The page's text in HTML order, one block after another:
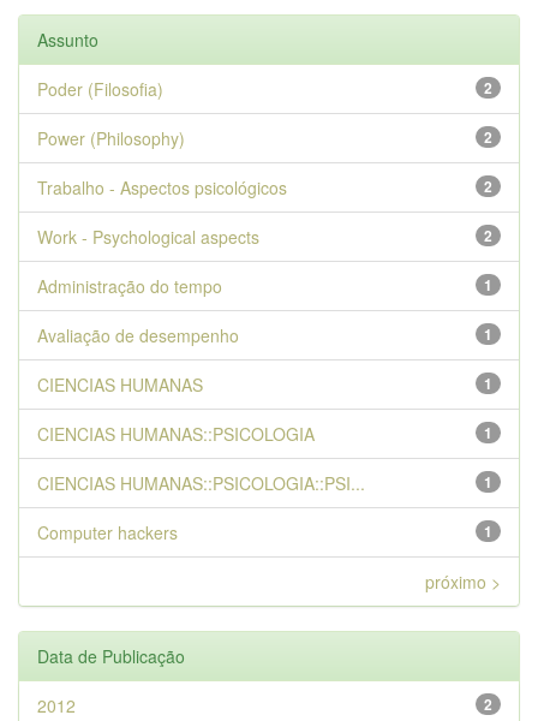
Assunto
2
Poder (Filosofia)
2
Power (Philosophy)
2
Trabalho - Aspectos psicológicos
2
Work - Psychological aspects
1
Administração do tempo
1
Avaliação de desempenho
1
CIENCIAS HUMANAS
1
CIENCIAS HUMANAS::PSICOLOGIA
1
CIENCIAS HUMANAS::PSICOLOGIA::PSI...
1
Computer hackers
próximo >
Data de Publicação
2
2012